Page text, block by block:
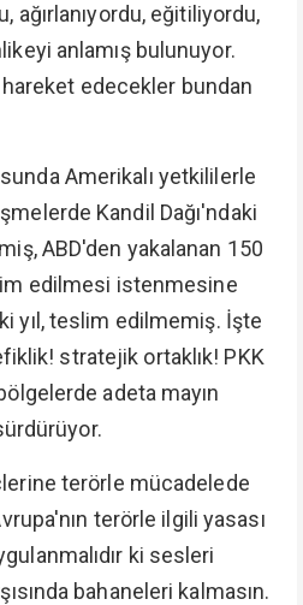
ağırlanıyordu, eğitiliyordu,
anlamış bulunuyor.
edecekler bundan
Amerikalı yetkililerle
Kandil Dağı'ndaki
ABD'den yakalanan 150
edilmesi istenmesine
yıl, teslim edilmemiş. İşte
stratejik ortaklık! PKK
adeta mayın
terörle mücadelede
terörle ilgili yasası
ki sesleri
bahaneleri kalmasın.